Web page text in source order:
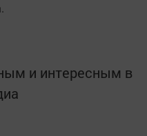
и интересным в